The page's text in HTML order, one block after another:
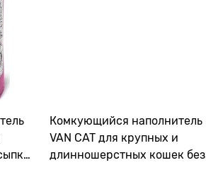
Комкующийся наполнитель
VAN CAT для крупных и
длинношерстных кошек без